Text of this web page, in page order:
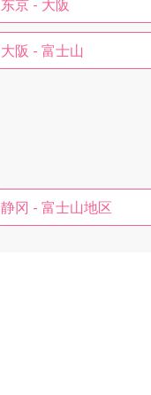
东京 - 大阪
大阪 - 富士山
静冈 - 富士山地区